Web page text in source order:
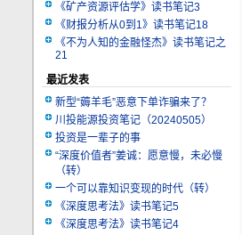
《矿产资源评估学》读书笔记3
《财报分析从0到1》读书笔记18
《不为人知的金融怪杰》读书笔记之
21
最近发表
新型“薅羊毛”恶意下单诈骗来了？
川投能源投资笔记（20240505）
投资是一辈子的事
“深度价值者”姜诚：愿意慢，未必慢
（转）
一个可以靠知识变现的时代（转）
《深度思考法》读书笔记5
《深度思考法》读书笔记4